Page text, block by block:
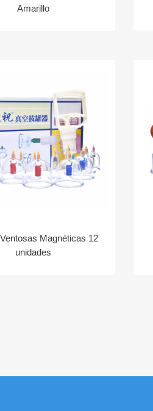
Amarillo
Magnéticas 12
unidades